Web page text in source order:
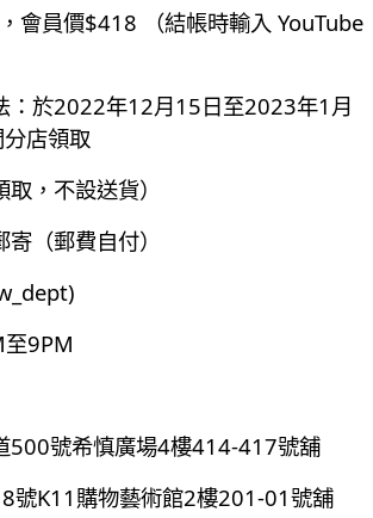
會員價$418 （結帳時輸入 YouTube
：於2022年12月15日至2023年1月
店領取
取，不設送貨）
（郵費自付）
9PM
500號希慎廣場4樓414-417號舖
號K11購物藝術館2樓201-01號舖